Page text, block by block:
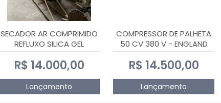
SECADOR AR COMPRIMIDO
REFLUXO SILICA GEL
R$ 14.000,00
Lançamento
COMPRESSOR DE PALHETA
50 CV 380 V - ENGLAND
R$ 14.500,00
Lançamento